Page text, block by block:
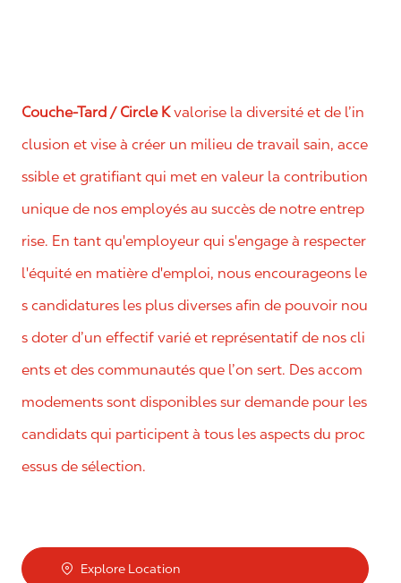
Couche-Tard / Circle Kvalorise la diversité et de l’in
clusion et vise à créer un milieu de travail sain, acce
ssible et gratifiant qui met en valeur la contribution
unique de nos employés au succès de notre entrep
rise. En tant qu'employeur qui s'engage à respecter
l'équité en matière d'emploi, nous encourageons le
s candidatures les plus diverses afin de pouvoir nou
s doter d’un effectif varié et représentatif de nos cli
ents et des communautés que l’on sert. Des accom
modements sont disponibles sur demande pour les
candidats qui participent à tous les aspects du proc
essus de sélection.
Explore Location